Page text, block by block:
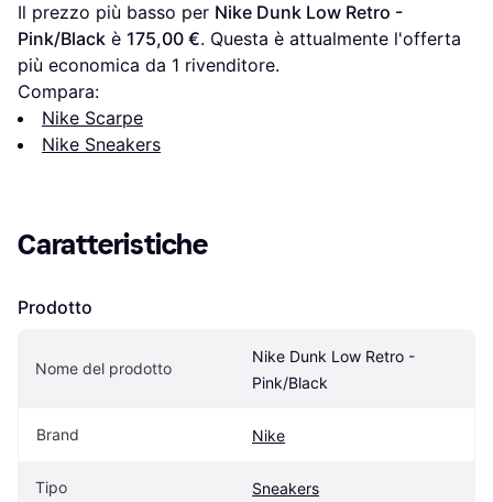
Il prezzo più basso per Nike Dunk Low Retro -
Pink/Black è 175,00 €. Questa è attualmente l'offerta
più economica da 1 rivenditore.
Compara:
Nike Scarpe
Nike Sneakers
Caratteristiche
Prodotto
Nome del prodotto
Nike Dunk Low Retro -
Pink/Black
Brand Nike
Tipo Sneakers